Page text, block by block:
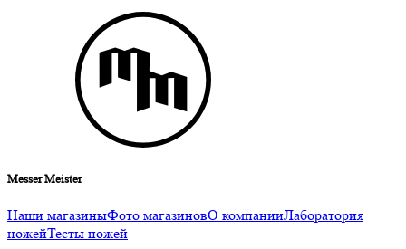
Messer Meister
Наши магазиныФото магазиновО компанииЛаборатория
ножейТесты ножей